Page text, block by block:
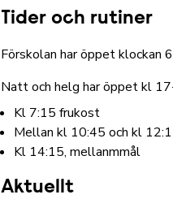
Tider och rutiner
Förskolan har öppet klockan
Natt och helg har öppet kl
Kl 7:15 frukost
Mellan kl 10:45 och kl
Kl 14:15, mellanmmål
Aktuellt